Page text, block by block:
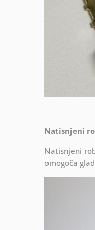
Natisnjeni
Natisnjeni
omogoča